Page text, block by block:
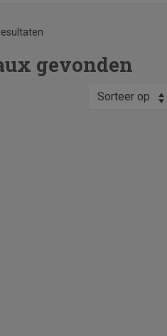
gevonden
Sorteer op